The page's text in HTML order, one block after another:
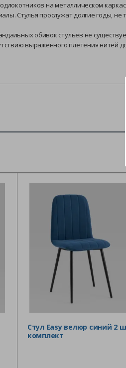
на металлическом
Стулья прослужат долгие годы,
обивок стульев не
выраженного плетения
Стул Easy велюр синий 2
комплект